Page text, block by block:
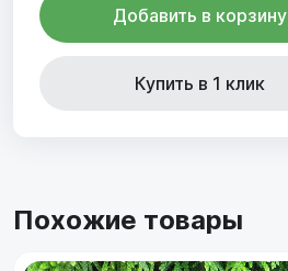
Добавить в корзину
Купить в 1 клик
Похожие товары